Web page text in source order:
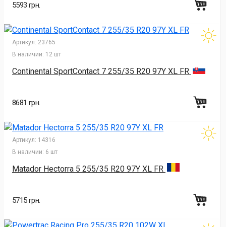
5593 грн.
Артикул: 23765
В наличии: 12 шт
Continental SportContact 7 255/35 R20 97Y XL FR
8681 грн.
Артикул: 14316
В наличии: 6 шт
Matador Hectorra 5 255/35 R20 97Y XL FR
5715 грн.